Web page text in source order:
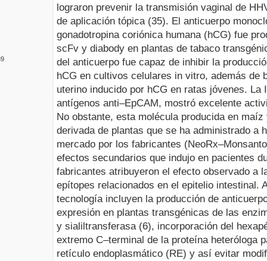
lograron prevenir la transmisión vaginal de
de aplicación tópica (35). El anticuerpo
gonadotropina coriónica humana (hCG) fue
scFv y diabody en plantas de tabaco
del anticuerpo fue capaz de inhibir la
hCG en cultivos celulares in vitro, además de
uterino inducido por hCG en ratas jóvenes. La
antígenos anti–EpCAM, mostró excelente
No obstante, esta molécula producida en
derivada de plantas que se ha administrado a
mercado por los fabricantes
efectos secundarios que indujo en pacientes
fabricantes atribuyeron el efecto observado a
epítopes relacionados en el epitelio intestinal.
tecnología incluyen la producción de
expresión en plantas transgénicas de las
y sialiltransferasa (6), incorporación del
extremo C–terminal de la proteína heteróloga
retículo endoplasmático (RE) y así evitar